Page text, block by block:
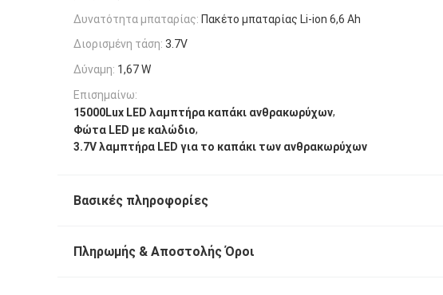
Δυνατότητα μπαταρίας: Πακέτο μπαταρίας Li-ion 6,6 Ah
Διορισμένη τάση: 3.7V
Δύναμη: 1,67 W
Επισημαίνω:
15000Lux LED λαμπτήρα καπάκι ανθρακωρύχων,
Φώτα LED με καλώδιο,
3.7V λαμπτήρα LED για το καπάκι των ανθρακωρύχων
Βασικές πληροφορίες
Πληρωμής & Αποστολής Όροι